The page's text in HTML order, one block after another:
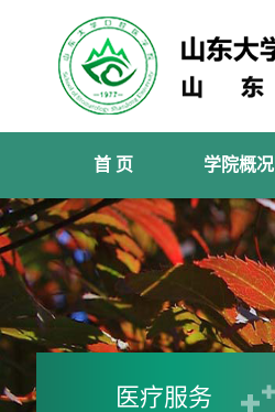
首 页 学院概况
医疗服务